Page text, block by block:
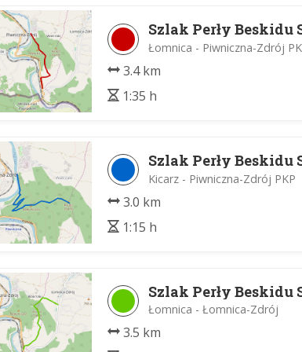
Szlak Perły Beskidu
Łomnica - Piwniczna-Zdrój
3.4 km
1:35 h
Szlak Perły Beskidu
Kicarz - Piwniczna-Zdrój PKP
3.0 km
1:15 h
Szlak Perły Beskidu
Łomnica - Łomnica-Zdrój
3.5 km